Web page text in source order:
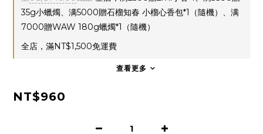
35g小蠟燭、满5000贈石榴知春 小榴心香包*1（隨機）、满
7000贈WAW 180g蠟燭*1（隨機）
全店，滿NT$1,500免運費
查看更多
NT$960